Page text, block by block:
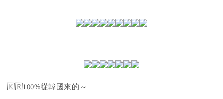
🇰🇷100%從韓國來的～